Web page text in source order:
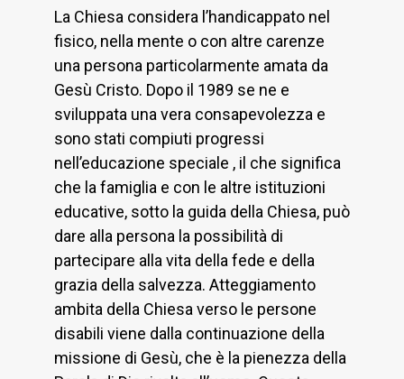
La Chiesa considera l’handicappato nel
fisico, nella mente o con altre carenze
una persona particolarmente amata da
Gesù Cristo. Dopo il 1989 se ne e
sviluppata una vera consapevolezza e
sono stati compiuti progressi
nell’educazione speciale , il che significa
che la famiglia e con le altre istituzioni
educative, sotto la guida della Chiesa, può
dare alla persona la possibilità di
partecipare alla vita della fede e della
grazia della salvezza. Atteggiamento
ambita della Chiesa verso le persone
disabili viene dalla continuazione della
missione di Gesù, che è la pienezza della